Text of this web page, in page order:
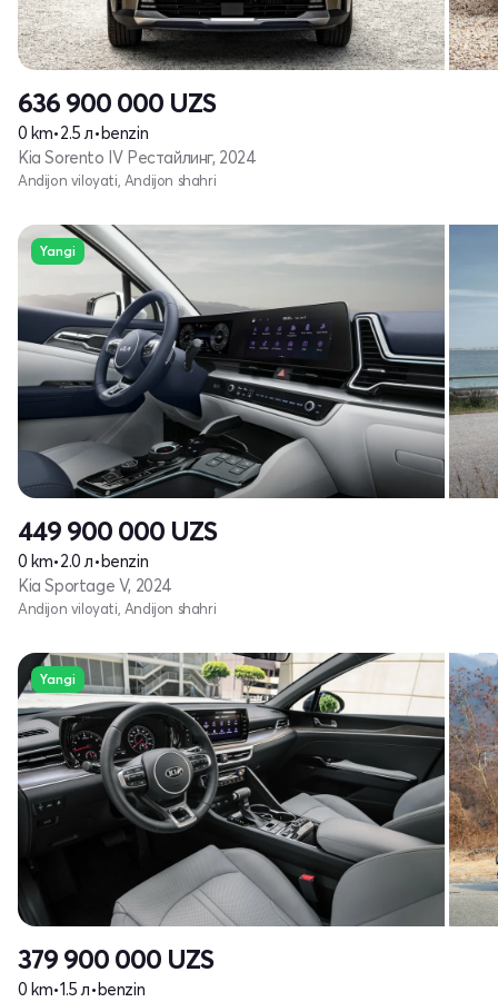
636 900 000 UZS
0 km•2.5 л•benzin
Kia Sorento IV Рестайлинг, 2024
Andijon viloyati, Andijon shahri
Yangi
449 900 000 UZS
0 km•2.0 л•benzin
Kia Sportage V, 2024
Andijon viloyati, Andijon shahri
Yangi
379 900 000 UZS
0 km•1.5 л•benzin